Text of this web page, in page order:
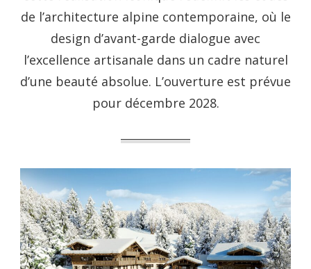
de l’architecture alpine contemporaine, où le
design d’avant-garde dialogue avec
l’excellence artisanale dans un cadre naturel
d’une beauté absolue. L’ouverture est prévue
pour décembre 2028.